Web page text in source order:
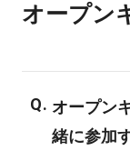
オープン
オープン
緒に参加